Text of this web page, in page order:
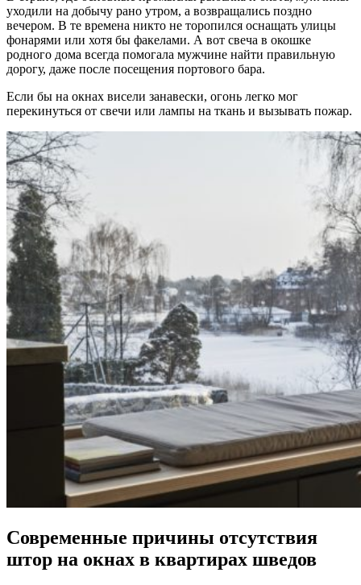
уходили на добычу рано утром, а возвращались поздно
вечером. В те времена никто не торопился оснащать улицы
фонарями или хотя бы факелами. А вот свеча в окошке
родного дома всегда помогала мужчине найти правильную
дорогу, даже после посещения портового бара.
Если бы на окнах висели занавески, огонь легко мог
перекинуться от свечи или лампы на ткань и вызывать пожар.
Современные причины отсутствия
штор на окнах в квартирах шведов